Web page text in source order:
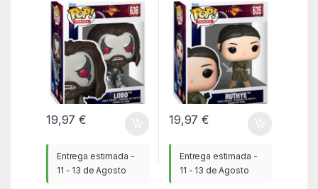
19,97€
Entrega estimada -
11 - 13 de Agosto
19,97€
Entrega estimada -
11 - 13 de Agosto